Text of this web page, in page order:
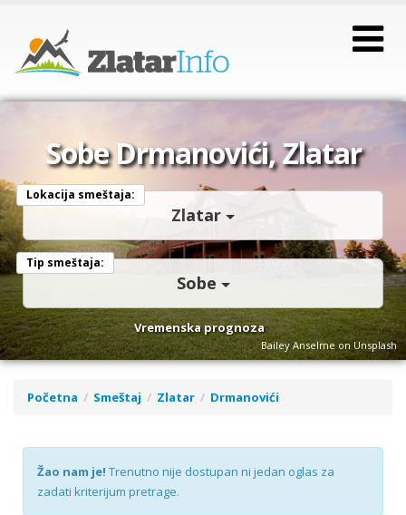
Sobe Drmanovići, Zlatar
Lokacija smeštaja:
Zlatar
Tip smeštaja:
Sobe
Vremenska prognoza
Bailey Anselme on Unsplash
Početna Smeštaj Zlatar Drmanovići
Žao nam je! Trenutno nije dostupan ni jedan oglas za
zadati kriterijum pretrage.